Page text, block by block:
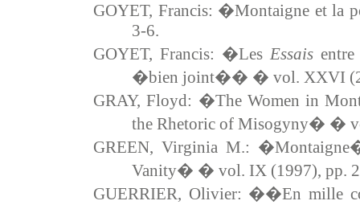
GOYET, Francis: �Montaigne et
3-6.
GOYET, Francis: �Les Essaisentre
�bien joint�� � vol. XXVI
GRAY, Floyd: �The Women in
the Rhetoric of Misogyny� �
GREEN, Virginia M.:
Vanity� � vol. IX (1997), pp.
GUERRIER, Olivier: ��En mille